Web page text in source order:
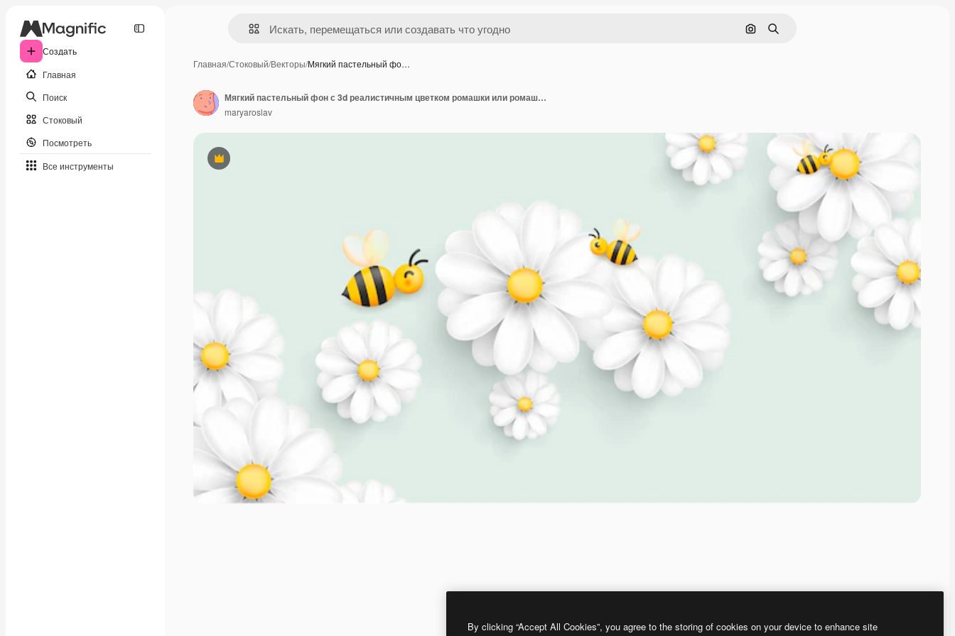
Создать
Главная
Поиск
Стоковый
Посмотреть
Все инструменты
Поиск по изображению
Поиск
Главная/Стоковый/Векторы/Мягкий пастельный фо…
Премиум
Мягкий пастельный фон с 3d реалистичным цветком ромашки или ромашки и сбором пчел
maryaroslav
By clicking “Accept All Cookies”, you agree to the storing of cookies on your device to enhance site